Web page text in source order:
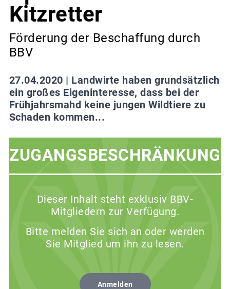
Kitzretter
Förderung der Beschaffung durch
BBV
27.04.2020 | Landwirte haben grundsätzlich
ein großes Eigeninteresse, dass bei der
Frühjahrsmahd keine jungen Wildtiere zu
Schaden kommen...
ZUGANGSBESCHRÄNKUNG
Dieser Inhalt steht exklusiv BBV-
Mitgliedern zur Verfügung.
Bitte melden Sie sich an oder werden
Sie Mitglied um ihn zu lesen.
Anmelden